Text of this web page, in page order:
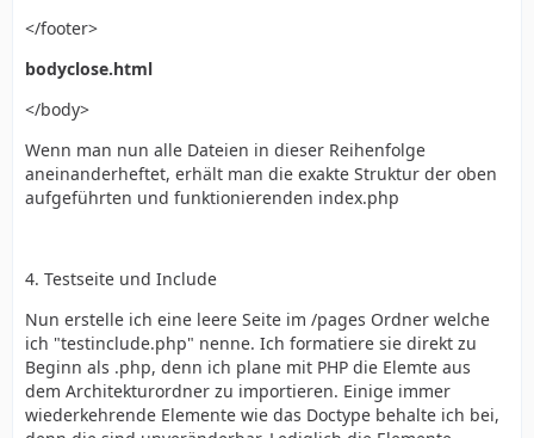
</footer>
bodyclose.html
</body>
Wenn man nun alle Dateien in dieser Reihenfolge
aneinanderheftet, erhält man die exakte Struktur der oben
aufgeführten und funktionierenden index.php
4. Testseite und Include
Nun erstelle ich eine leere Seite im /pages Ordner welche
ich "testinclude.php" nenne. Ich formatiere sie direkt zu
Beginn als .php, denn ich plane mit PHP die Elemte aus
dem Architekturordner zu importieren. Einige immer
wiederkehrende Elemente wie das Doctype behalte ich bei,